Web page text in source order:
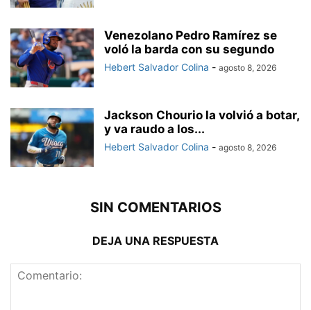
Venezolano Pedro Ramírez se
voló la barda con su segundo
Hebert Salvador Colina - agosto 8, 2026
Jackson Chourio la volvió a botar,
y va raudo a los...
Hebert Salvador Colina - agosto 8, 2026
SIN COMENTARIOS
DEJA UNA RESPUESTA